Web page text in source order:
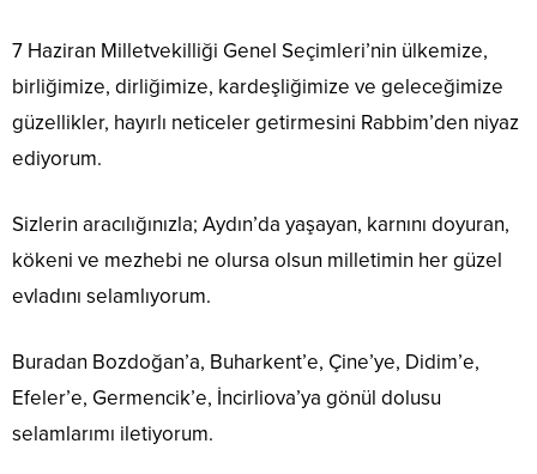
7 Haziran Milletvekilliği Genel Seçimleri’nin ülkemize,
birliğimize, dirliğimize, kardeşliğimize ve geleceğimize
güzellikler, hayırlı neticeler getirmesini Rabbim’den niyaz
ediyorum.
Sizlerin aracılığınızla; Aydın’da yaşayan, karnını doyuran,
kökeni ve mezhebi ne olursa olsun milletimin her güzel
evladını selamlıyorum.
Buradan Bozdoğan’a, Buharkent’e, Çine’ye, Didim’e,
Efeler’e, Germencik’e, İncirliova’ya gönül dolusu
selamlarımı iletiyorum.